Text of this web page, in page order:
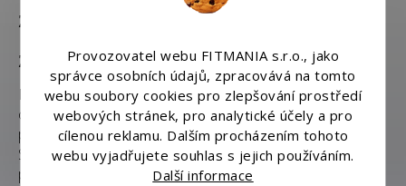
Provozovatel webu FITMANIA s.r.o., jako
správce osobních údajů, zpracovává na tomto
webu soubory cookies pro zlepšování prostředí
webových stránek, pro analytické účely a pro
cílenou reklamu. Dalším procházením tohoto
webu vyjadřujete souhlas s jejich používáním.
Další informace
Zakrývací plachta
Zakrývací plachta
Naše plachty jsou vyrobeny z polypropylenu,
oboustranně pokryté vrstvou polyetylénu, která chrání
proti dešti, sněhu, větru a slunci!
Stříbrná barva odráží sluneční paprsky, čímž zabraňuje
přehřívání pod plachtou. Plachta obsahuje UV filtr.